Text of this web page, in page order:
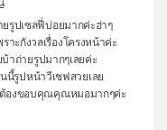
รูปเซลฟี่บ่อยมากค่ะฮ่าๆ
ะกังวลเรื่องโครงหน้าค่ะ
าถ่ายรูปมากๆเลยค่ะ
นี้รูปหน้าวีเชฟสวยเลย
องขอบคุณคุณหมอมากๆค่ะ